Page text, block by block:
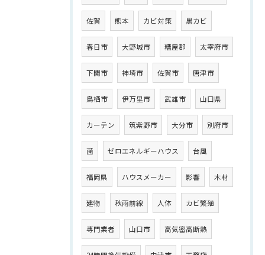
佐賀 熊本 カビ対策 黒カビ
春日市 大野城市 糟屋郡 太宰府市
下関市 神埼市 佐賀市 唐津市
鳥栖市 伊万里市 武雄市 山口県
カーテン 筑紫野市 大分市 別府市
菌 ゼロエネルギーハウス 台風
福岡県 ハウスメーカー 影響 木材
建物 秋雨前線 人体 カビ繁殖
専門業者 山口市 高気密高断熱